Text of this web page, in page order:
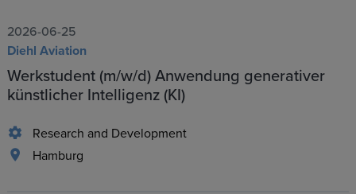
2026-06-25
Diehl Aviation
Werkstudent (m/w/d) Anwendung generativer
künstlicher Intelligenz (KI)
Research and Development
Hamburg